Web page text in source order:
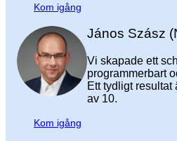
Kom igång
János Szász
Vi skapade ett
programmerbart
Ett tydligt resultat
av 10.
Kom igång